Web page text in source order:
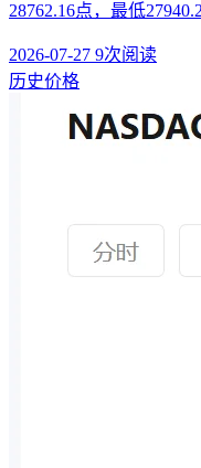
28762.16点，最低
2026-07-27 9次阅读
历史价格